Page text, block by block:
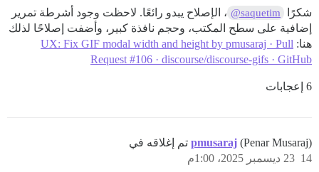
شكرًا @saquetim ، الإصلاح يبدو رائعًا. لاحظت وجود أشرطة تمرير
إضافية على سطح المكتب، وحجم نافذة كبير، وأضفت إصلاحًا لذلك
هنا: UX: Fix GIF modal width and height by pmusaraj · Pull
Request #106 · discourse/discourse-gifs · GitHub
6 إعجابات
pmusaraj (Penar Musaraj) تم إغلاقه في
23 ديسمبر 2025، 1:00م 14